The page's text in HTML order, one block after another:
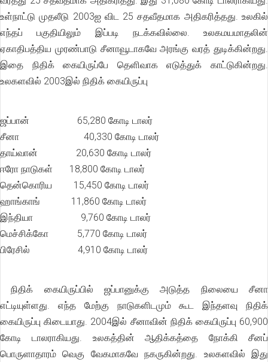
உள்நாட்டு முதலீடு 2003ஐ விட 25 சதவீதமாக அதிகரித்தது. உலகில்
எந்தப் பகுதியிலும் இப்படி நடக்கவில்லை. உலகமயமாதலின்
ஏகாதிபத்திய முரண்பாடு சீனாவூடாகவே அரங்கு வரத் துடிக்கின்றது.
இதை நிதிக் கையிருப்பே தெளிவாக எடுத்துக் காட்டுகின்றது.
உலகளவில் 2003இல் நிதிக் கையிருப்பு
ஜப்பான் 65,280 கோடி டாலர்
சீனா 40,330 கோடி டாலர்
தாய்வான் 20,630 கோடி டாலர்
ஈரோ நாடுகள் 18,800 கோடி டாலர்
தென்கொரிய 15,450 கோடி டாலர்
ஹாங்காங் 11,860 கோடி டாலர்
இந்தியா 9,760 கோடி டாலர்
மெச்சிக்கோ 5,770 கோடி டாலர்
பிரேசில் 4,910 கோடி டாலர்
நிதிக் கையிருப்பில் ஜப்பானுக்கு அடுத்த நிலையை சீனா
எட்டியுள்ளது. எந்த மேற்கு நாடுகளிடமும் கூட இந்தளவு நிதிக்
கையிருப்பு கிடையாது. 2004இல் சீனாவின் நிதிக் கையிருப்பு 60,900
கோடி டாலராகியது. உலகத்தின் ஆதிக்கத்தை நோக்கி சீனப்
பொருளாதாரம் வெகு வேகமாகவே நகருகின்றது. உலகளவில் இது